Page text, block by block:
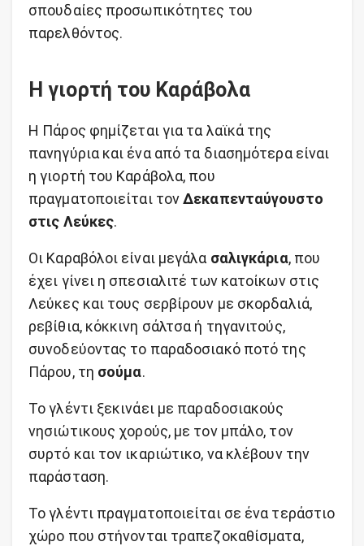
σπουδαίες προσωπικότητες του
παρελθόντος.
Η γιορτή του Καράβολα
Η Πάρος φημίζεται για τα λαϊκά της
πανηγύρια και ένα από τα διασημότερα είναι
η γιορτή του Καράβολα, που
πραγματοποιείται τονΔεκαπενταύγουστο
στις Λεύκες.
Οι Καραβόλοι είναι μεγάλα σαλιγκάρια, που
έχει γίνει η σπεσιαλιτέ των κατοίκων στις
Λεύκες και τους σερβίρουν με σκορδαλιά,
ρεβίθια, κόκκινη σάλτσα ή τηγανιτούς,
συνοδεύοντας το παραδοσιακό ποτό της
Πάρου, τη σούμα.
Το γλέντι ξεκινάει με παραδοσιακούς
νησιώτικους χορούς, με τον μπάλο, τον
συρτό και τον ικαριώτικο, να κλέβουν την
παράσταση.
Το γλέντι πραγματοποιείται σε ένα τεράστιο
χώρο που στήνονται τραπεζοκαθίσματα,